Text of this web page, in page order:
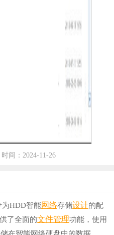
时间：2024-11-26
HDD智能网络存储设计的配
了全面的文件管理功能，使用